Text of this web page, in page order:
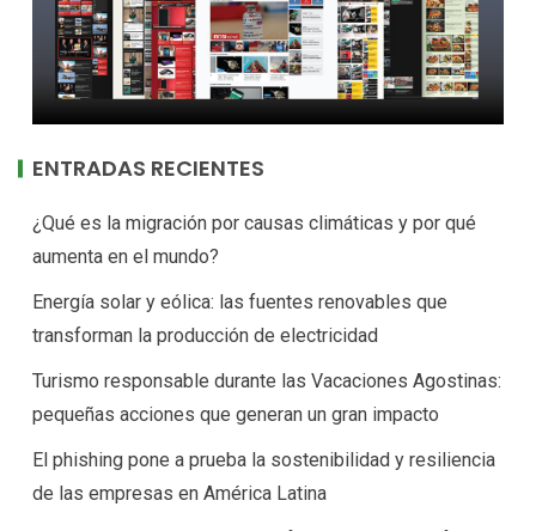
ENTRADAS RECIENTES
¿Qué es la migración por causas climáticas y por qué
aumenta en el mundo?
Energía solar y eólica: las fuentes renovables que
transforman la producción de electricidad
Turismo responsable durante las Vacaciones Agostinas:
pequeñas acciones que generan un gran impacto
El phishing pone a prueba la sostenibilidad y resiliencia
de las empresas en América Latina